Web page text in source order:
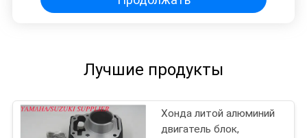
Лучшие продукты
Хонда литой алюминий
двигатель блок,